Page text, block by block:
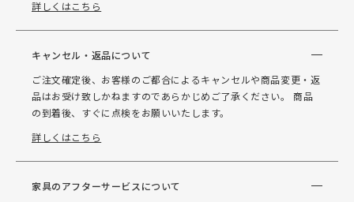
詳しくはこちら
キャンセル・返品について
ご注文確定後、お客様のご都合によるキャンセルや商品変更・返
品はお受け致しかねますのであらかじめご了承ください。 商品
の到着後、すぐに点検をお願いいたします。
詳しくはこちら
家具のアフターサービスについて